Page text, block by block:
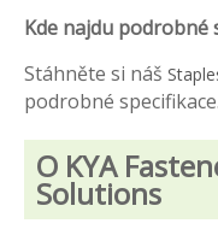
Kde najdu podrobné
Stáhněte si náš
podrobné specifikace.
O KYA
Solutions